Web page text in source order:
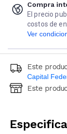
Compra
El precio
costos de
Ver
Este
Capital
Ingresá
Este